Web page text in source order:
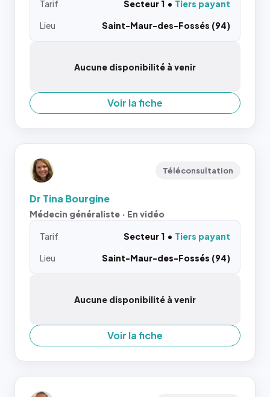
Tarif Secteur 1
Tiers payant
Lieu
Saint-Maur-des-Fossés (94)
Aucune disponibilité à venir
Voir la fiche
Téléconsultation
Dr Tina Bourgine
Médecin généraliste · En vidéo
Tarif Secteur 1
Tiers payant
Lieu
Saint-Maur-des-Fossés (94)
Aucune disponibilité à venir
Voir la fiche